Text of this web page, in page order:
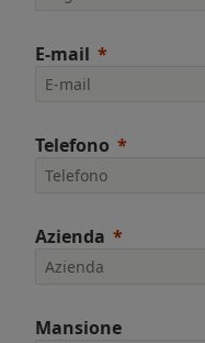
E-mail
Telefono
Azienda
Mansione